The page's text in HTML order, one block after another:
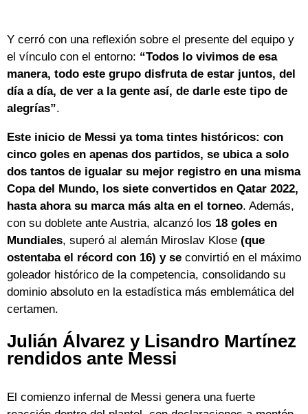
Y cerró con una reflexión sobre el presente del equipo y
el vínculo con el entorno: “Todos lo vivimos de esa
manera, todo este grupo disfruta de estar juntos, del
día a día, de ver a la gente así, de darle este tipo de
alegrías”.
Este inicio de Messi ya toma tintes históricos: con
cinco goles en apenas dos partidos, se ubica a solo
dos tantos de igualar su mejor registro en una misma
Copa del Mundo, los siete convertidos en Qatar 2022,
hasta ahora su marca más alta en el torneo. Además,
con su doblete ante Austria, alcanzó los 18 goles en
Mundiales, superó al alemán Miroslav Klose (que
ostentaba el récord con 16) y se convirtió en el máximo
goleador histórico de la competencia, consolidando su
dominio absoluto en la estadística más emblemática del
certamen.
Julián Álvarez y Lisandro Martínez
rendidos ante Messi
El comienzo infernal de Messi genera una fuerte